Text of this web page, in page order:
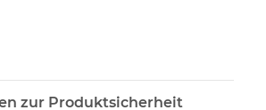
zur Produktsicherheit